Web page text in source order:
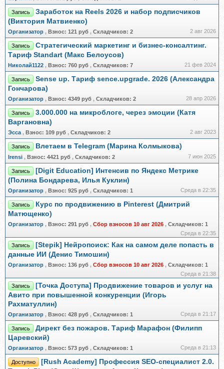
Запись
Заработок на Reels 2026 и набор подписчиков
(Виктория Матвиенко)
Организатор , Взнос: 121 руб , Складчиков: 2 2 авг 2026
Запись
Стратегический маркетинг и бизнес-консалтинг.
Тариф Standart (Макс Белоусов)
Николай1122 , Взнос: 760 руб , Складчиков: 7 21 фев 2024
Запись
Sense up. Тариф sence.upgrade. 2026 (Александра
Гончарова)
Организатор , Взнос: 4349 руб , Складчиков: 2 28 апр 2026
Запись
3.000.000 на микроблоге, через эмоции (Катя
Варгановна)
Эсса , Взнос: 109 руб , Складчиков: 2 2 авг 2023
Запись Влетаем в Telegram (Марина Колмыкова)
Irensi , Взнос: 4421 руб , Складчиков: 2 7 июн 2025
Запись
[Digit Education] Интенсив по Яндекс Метрике
(Полина Бондарева, Илья Куклин)
Организатор , Взнос: 925 руб , Складчиков: 1 Среда в 22:35
Запись
Курс по продвижению в Pinterest (Дмитрий
Матющенко)
Организатор , Взнос: 291 руб , Сбор взносов 10 авг 2026 , Складчиков: 1
Среда в 22:35
Запись
[Stepik] Нейропоиск: Как на самом деле попасть в
данные ИИ (Денис Тимошин)
Организатор , Взнос: 136 руб , Сбор взносов 10 авг 2026 , Складчиков: 1
Среда в 21:38
Запись
[Точка Доступа] Продвижение товаров и услуг на
Авито при повышенной конкуренции (Игорь
Рахматуллин)
Организатор , Взнос: 428 руб , Складчиков: 1 Среда в 21:17
Запись
Директ без пожаров. Тариф Марафон (Филипп
Царевский)
Организатор , Взнос: 573 руб , Складчиков: 1 Среда в 21:13
Доступно
[Rush Academy] Профессия SEO-специалист 2.0.